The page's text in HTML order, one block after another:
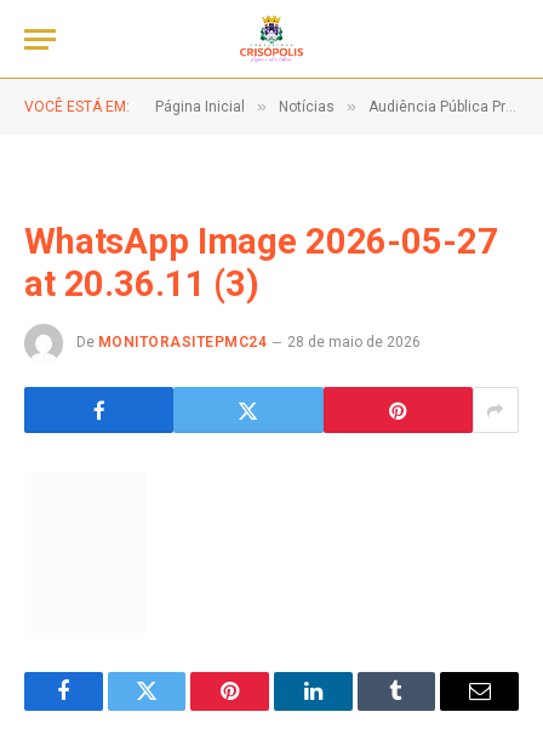
VOCÊ ESTÁ EM: Página Inicial » Notícias » Audiência Pública Presencial do 1º Quadrimestre de 2026!
WhatsApp Image 2026-05-27
at 20.36.11 (3)
De MONITORASITEPMC24 28 de maio de 2026
FacebookTwitter Pinterest LinkedInTumblr Email